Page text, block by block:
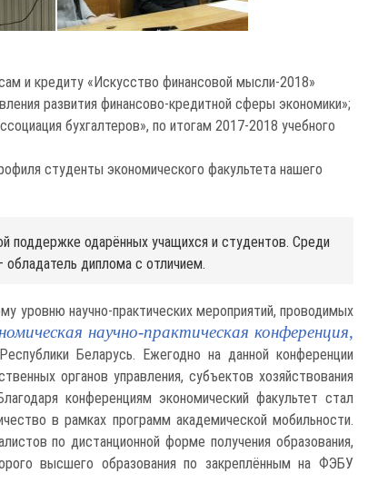
и кредиту «Искусство финансовой мысли-2018»
развития финансово-кредитной сферы экономики»;
бухгалтеров», по итогам 2017-2018 учебного
студенты экономического факультета нашего
поддержке одарённых учащихся и студентов. Среди
диплома с отличием.
уровню научно-практических мероприятий, проводимых
научно-практическая конференция,
Беларусь. Ежегодно на данной конференции
органов управления, субъектов хозяйствования
конференциям экономический факультет стал
в рамках программ академической мобильности.
по дистанционной форме получения образования,
высшего образования по закреплённым на ФЭБУ